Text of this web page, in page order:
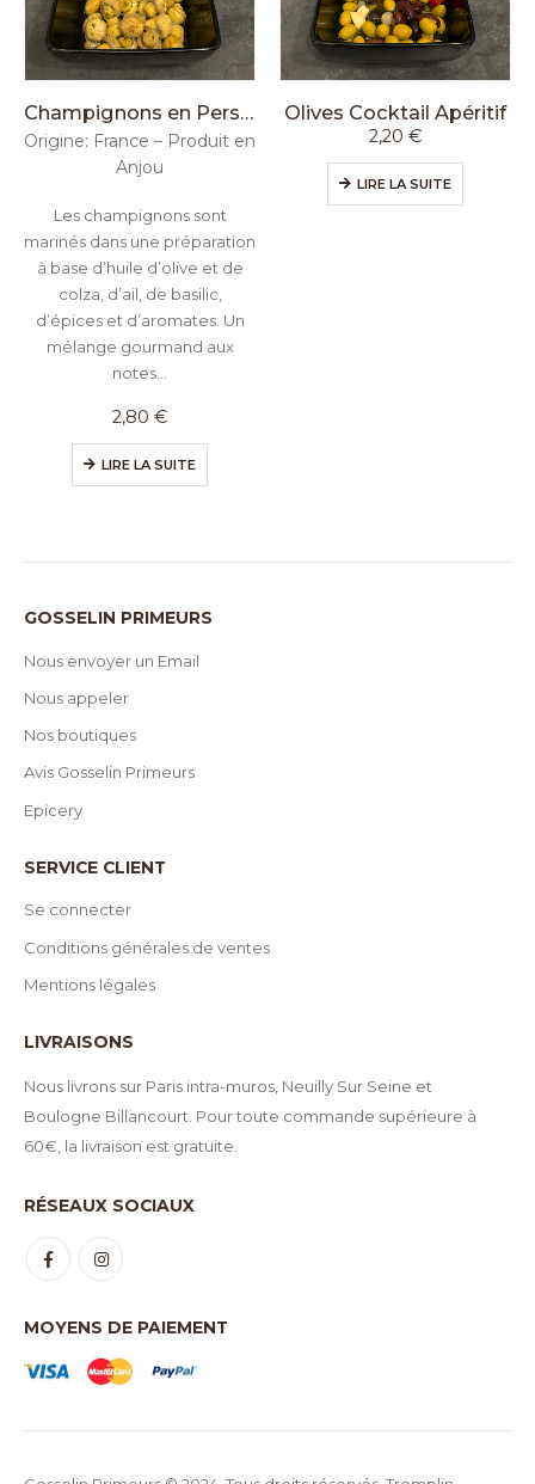
Champignons en Persillade
Origine: France – Produit en
Anjou
Les champignons sont
marinés dans une préparation
à base d’huile d’olive et de
colza, d’ail, de basilic,
d’épices et d’aromates. Un
mélange gourmand aux
notes…
2,80 €
LIRE LA SUITE
Olives Cocktail Apéritif
2,20 €
LIRE LA SUITE
GOSSELIN PRIMEURS
Nous envoyer un Email
Nous appeler
Nos boutiques
Avis Gosselin Primeurs
Epicery
SERVICE CLIENT
Se connecter
Conditions générales de ventes
Mentions légales
LIVRAISONS
Nous livrons sur Paris intra-muros, Neuilly Sur Seine et
Boulogne Billancourt. Pour toute commande supérieure à
60€, la livraison est gratuite.
RÉSEAUX SOCIAUX
MOYENS DE PAIEMENT